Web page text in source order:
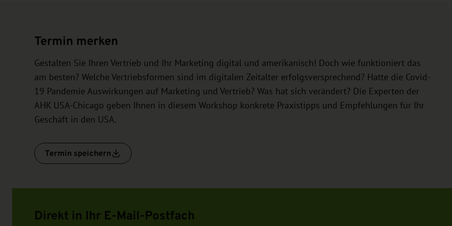
Termin merken
Gestalten Sie Ihren Vertrieb und Ihr Marketing digital und amerikanisch! Doch wie funktioniert das
am besten? Welche Vertriebsformen sind im digitalen Zeitalter erfolgsversprechend? Hatte die Covid-
19 Pandemie Auswirkungen auf Marketing und Vertrieb? Was hat sich verändert? Die Experten der
AHK USA-Chicago geben Ihnen in diesem Workshop konkrete Praxistipps und Empfehlungen für Ihr
Geschäft in den USA.
Termin speichern
Direkt in Ihr E-Mail-Postfach